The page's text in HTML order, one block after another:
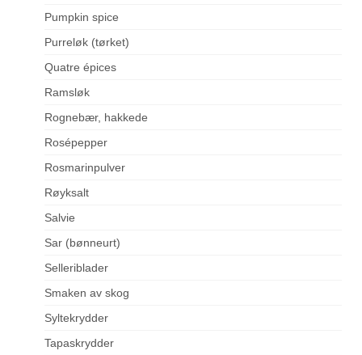
Pumpkin spice
Purreløk (tørket)
Quatre épices
Ramsløk
Rognebær, hakkede
Rosépepper
Rosmarinpulver
Røyksalt
Salvie
Sar (bønneurt)
Selleriblader
Smaken av skog
Syltekrydder
Tapaskrydder